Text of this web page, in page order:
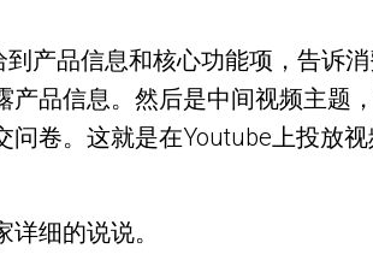
产品信息和核心功能项，告诉
品信息。然后是中间视频主题
卷。这就是在Youtube上投放
细的说说。